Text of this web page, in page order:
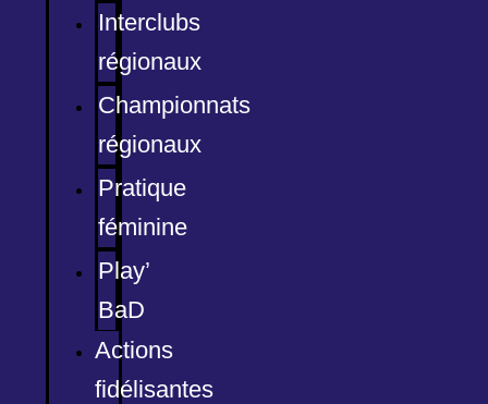
Interclubs
régionaux
Championnats
régionaux
Pratique
féminine
Play’
BaD
Actions
fidélisantes